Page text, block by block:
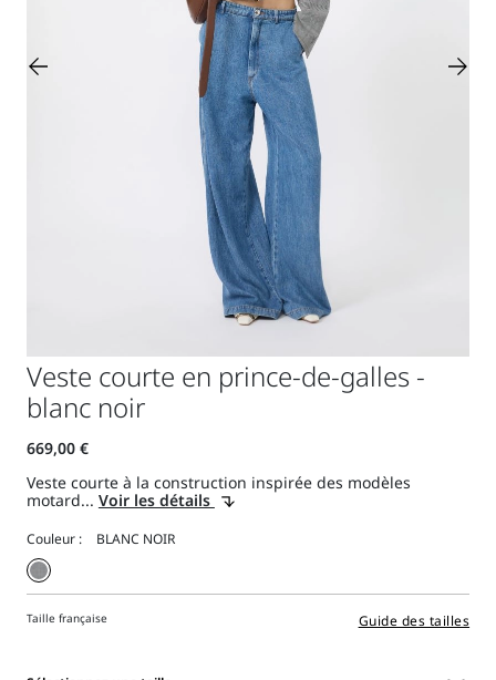
Veste courte en prince-de-galles -
blanc noir
Veste courte à la construction inspirée des modèles
motard... Voir les détails
Couleur :
Taille française Guide des tailles